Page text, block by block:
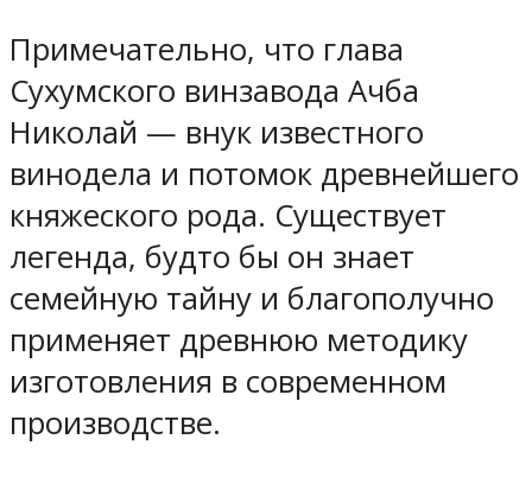
Примечательно, что глава
Сухумского винзавода Ачба
Николай — внук известного
винодела и потомок древнейшего
княжеского рода. Существует
легенда, будто бы он знает
семейную тайну и благополучно
применяет древнюю методику
изготовления в современном
производстве.